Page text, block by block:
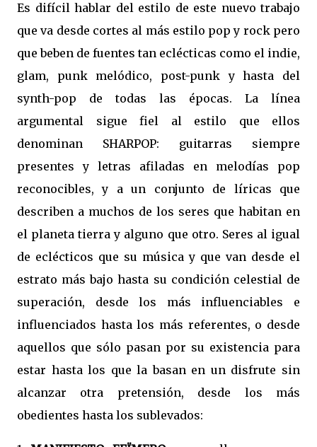
Es difícil hablar del estilo de este nuevo trabajo
que va desde cortes al más estilo pop y rock pero
que beben de fuentes tan eclécticas como el indie,
glam, punk melódico, post-punk y hasta del
synth-pop de todas las épocas. La línea
argumental sigue fiel al estilo que ellos
denominan SHARPOP: guitarras siempre
presentes y letras afiladas en melodías pop
reconocibles, y a un conjunto de líricas que
describen a muchos de los seres que habitan en
el planeta tierra y alguno que otro. Seres al igual
de eclécticos que su música y que van desde el
estrato más bajo hasta su condición celestial de
superación, desde los más influenciables e
influenciados hasta los más referentes, o desde
aquellos que sólo pasan por su existencia para
estar hasta los que la basan en un disfrute sin
alcanzar otra pretensión, desde los más
obedientes hasta los sublevados: